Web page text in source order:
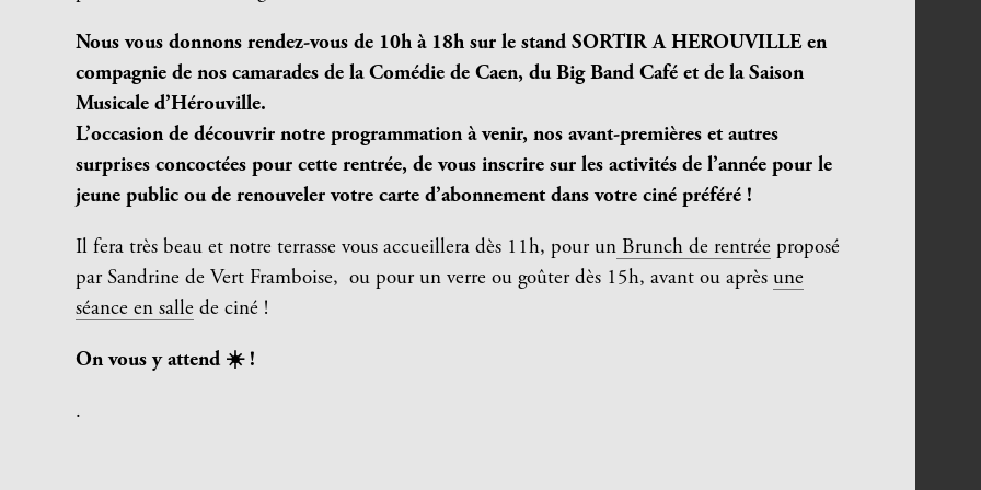
Nous vous donnons rendez-vous de 10h à 18h sur le stand SORTIR A HEROUVILLE en
compagnie de nos camarades de la Comédie de Caen, du Big Band Café et de la Saison
Musicale d’Hérouville.
L’occasion de découvrir notre programmation à venir, nos avant-premières et autres
surprises concoctées pour cette rentrée, de vous inscrire sur les activités de l’année pour le
jeune public ou de renouveler votre carte d’abonnement dans votre ciné préféré !
Il fera très beau et notre terrasse vous accueillera dès 11h, pour un Brunch de rentrée proposé
par Sandrine de Vert Framboise, ou pour un verre ou goûter dès 15h, avant ou après une
séance en salle de ciné !
On vous y attend ☀️ !
.